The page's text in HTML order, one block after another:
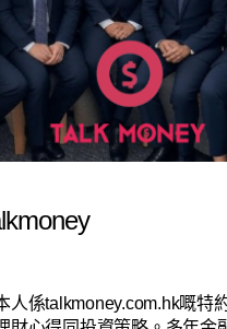
人係talkmoney.com.hk嘅特